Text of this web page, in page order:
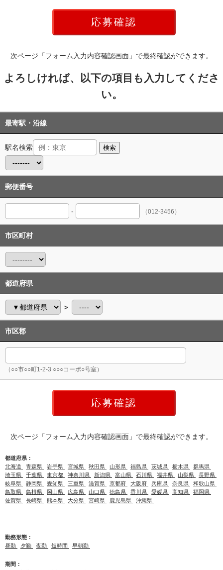
次ページ「フォーム入力内容確認画面」で最終確認ができます。
よろしければ、以下の項目も入力してくださ
い。
最寄駅・沿線
駅名検索 検索
郵便番号
- （012-3456）
市区町村
都道府県
＞
市区郡
（○○市○○町1-2-3 ○○○コーポ○号室）
次ページ「フォーム入力内容確認画面」で最終確認ができます。
都道府県：
北海道
青森県 岩手県 宮城県 秋田県 山形県 福島県 茨城県 栃木県
群馬県
埼玉県
千葉県 東京都 神奈川県 新潟県 富山県 石川県 福井県 山梨県
長野県
岐阜県
静岡県 愛知県 三重県 滋賀県 京都府 大阪府 兵庫県 奈良県
和歌山県
鳥取県
島根県 岡山県 広島県 山口県 徳島県 香川県 愛媛県 高知県
福岡県
佐賀県
長崎県 熊本県 大分県 宮崎県 鹿児島県 沖縄県
勤務形態：
昼勤
夕勤 夜勤 短時間 早朝勤
期間：